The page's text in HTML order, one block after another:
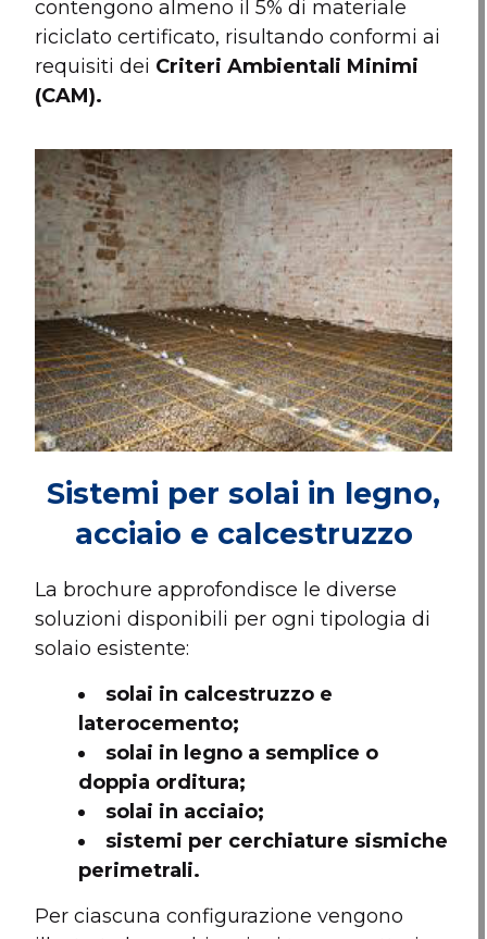
contengono almeno il 5% di materiale
riciclato certificato, risultando conformi ai
requisiti dei Criteri Ambientali Minimi
(CAM).
Sistemi per solai in legno,
acciaio e calcestruzzo
La brochure approfondisce le diverse
soluzioni disponibili per ogni tipologia di
solaio esistente:
solai in calcestruzzo e
laterocemento;
solai in legno a semplice o
doppia orditura;
solai in acciaio;
sistemi per cerchiature sismiche
perimetrali.
Per ciascuna configurazione vengono